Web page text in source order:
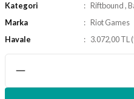
Kategori Riftbound,
Marka
Riot Games
Havale
3.072,00 TL